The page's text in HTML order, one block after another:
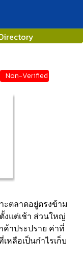
Non-Verified
ะตลาดอยู่ตรงข้าม
งแต่เช้า ส่วนใหญ่
าประปราย ค่าที่
หลือเป็นกำไรเก็บ